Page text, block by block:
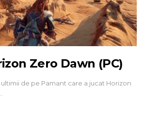
Zero Dawn (PC)
de pe Pamant care a jucat Horizon